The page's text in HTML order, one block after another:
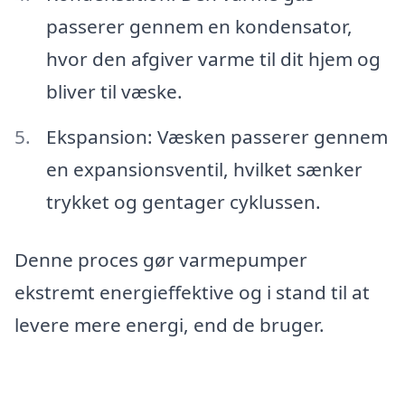
passerer gennem en kondensator,
hvor den afgiver varme til dit hjem og
bliver til væske.
Ekspansion: Væsken passerer gennem
en expansionsventil, hvilket sænker
trykket og gentager cyklussen.
Denne proces gør varmepumper
ekstremt energieffektive og i stand til at
levere mere energi, end de bruger.